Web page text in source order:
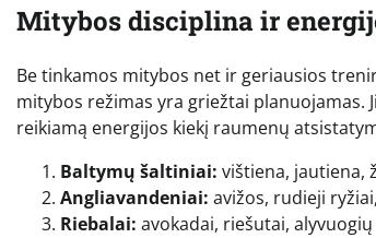
Mitybos disciplina ir
Be tinkamos mitybos net ir geriausios
mitybos režimas yra griežtai planuojamas.
reikiamą energijos kiekį raumenų
Baltymų šaltiniai: vištiena, jautiena,
Angliavandeniai: avižos, rudieji
Riebalai: avokadai, riešutai,